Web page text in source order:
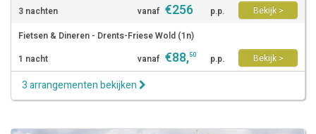
3 nachten
vanaf €256 p.p.
Bekijk >
Fietsen & Dineren - Drents-Friese Wold (1n)
1 nacht
vanaf €88,50 p.p. Bekijk >
3 arrangementen bekijken